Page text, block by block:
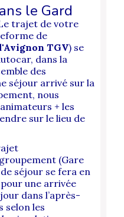
le Gard
trajet de votre
de
TGV) se
dans la
des
séjour arrivé sur la
nous
+ les
sur le lieu de
(Gare
séjour se fera en
une arrivée
dans l’après-
selon les